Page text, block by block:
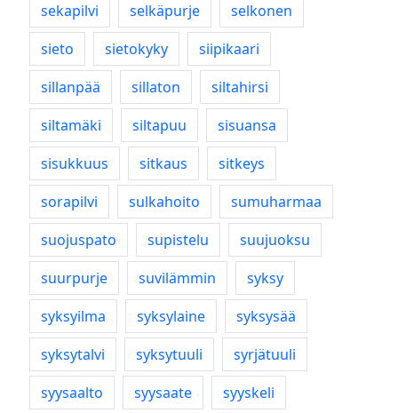
sekapilvi
selkäpurje
selkonen
sieto
sietokyky
siipikaari
sillanpää
sillaton
siltahirsi
siltamäki
siltapuu
sisuansa
sisukkuus
sitkaus
sitkeys
sorapilvi
sulkahoito
sumuharmaa
suojuspato
supistelu
suujuoksu
suurpurje
suvilämmin
syksy
syksyilma
syksylaine
syksysää
syksytalvi
syksytuuli
syrjätuuli
syysaalto
syysaate
syyskeli